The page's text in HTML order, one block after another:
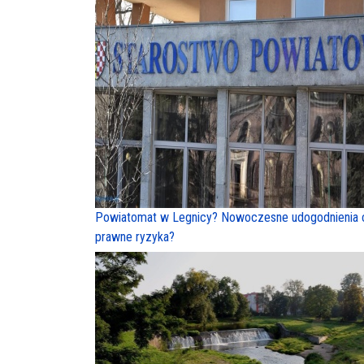
Powiatomat w Legnicy? Nowoczesne udogodnienia
prawne ryzyka?